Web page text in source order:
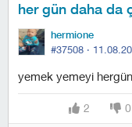
her gün daha da
hermione
#37508 ·
yemek yemeyi
2 0